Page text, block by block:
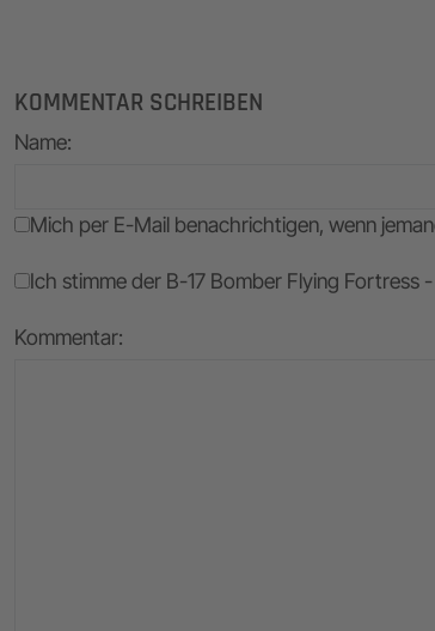
KOMMENTAR SCHREIBEN
Name:
Mich per E-Mail benachrichtigen, wenn
Ich stimme der B-17 Bomber Flying Fortress
Kommentar: